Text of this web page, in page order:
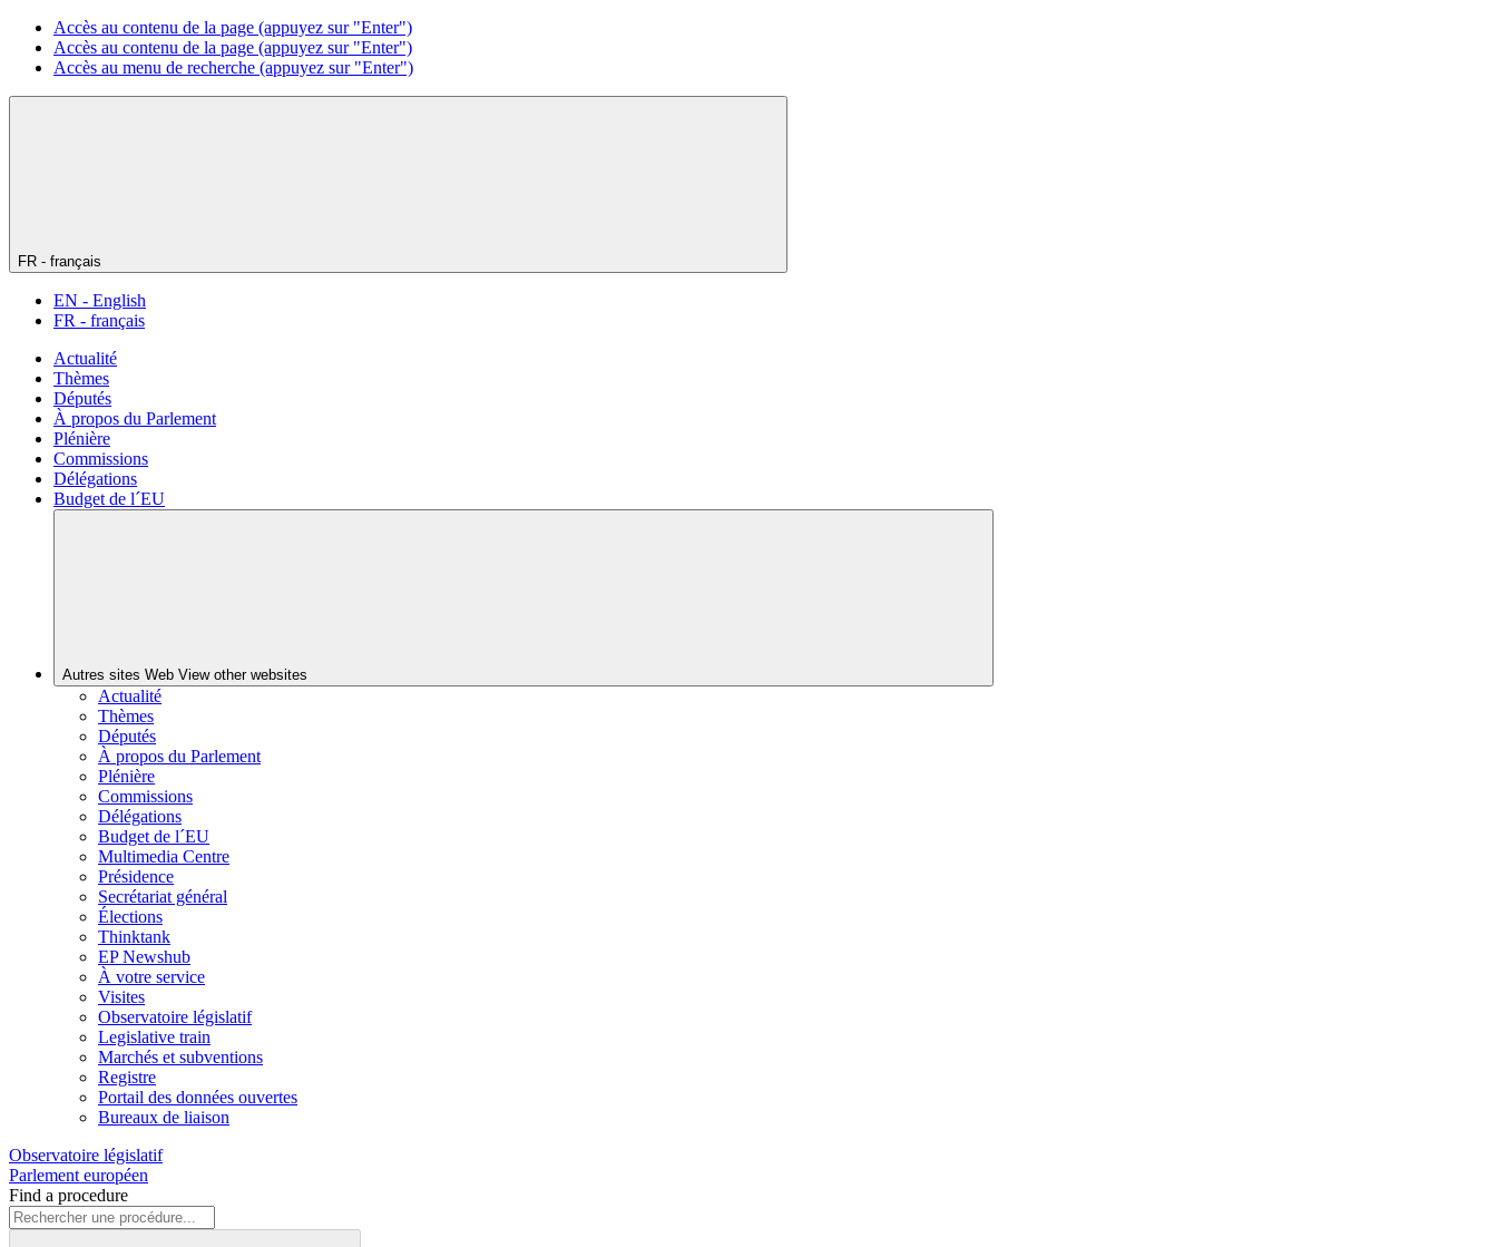
Accès au contenu de la page (appuyez sur "Enter")
Accès au contenu de la page (appuyez sur "Enter")
Accès au menu de recherche (appuyez sur "Enter")
FR - français
EN - English
FR - français
Actualité
Thèmes
Députés
À propos du Parlement
Plénière
Commissions
Délégations
Budget de l´EU
Autres sites Web View other websites
Actualité
Thèmes
Députés
À propos du Parlement
Plénière
Commissions
Délégations
Budget de l´EU
Multimedia Centre
Présidence
Secrétariat général
Élections
Thinktank
EP Newshub
À votre service
Visites
Observatoire législatif
Legislative train
Marchés et subventions
Registre
Portail des données ouvertes
Bureaux de liaison
Observatoire législatif
Parlement européen
Find a procedure